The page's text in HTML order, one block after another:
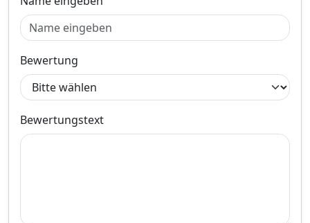
Bewertung
Bewertungstext